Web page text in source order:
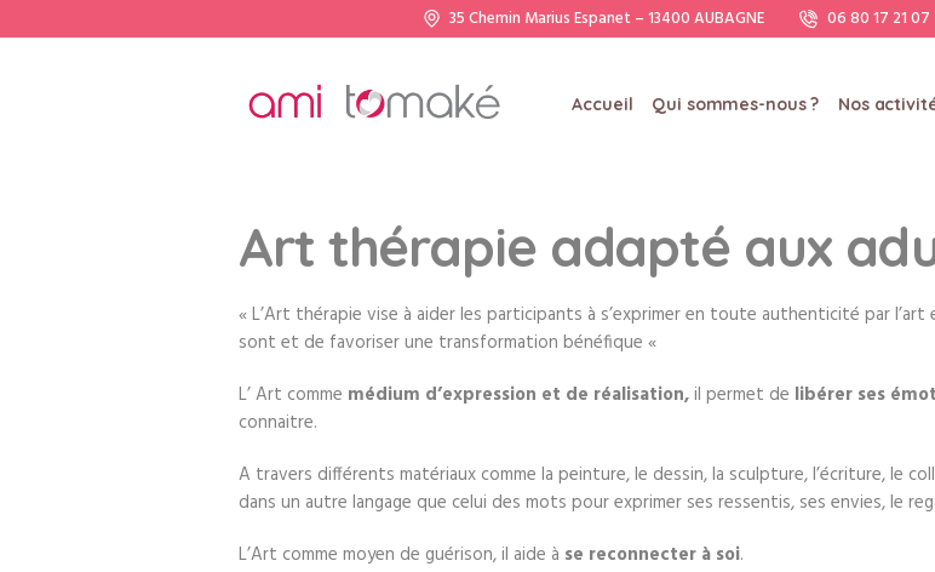
35 Chemin Marius Espanet – 13400 AUBAGNE 06 80 17 21 07
Accueil Qui sommes-nous ? Nos
Art thérapie adapté aux
« L’Art thérapie vise à aider les participants à s’exprimer en toute authenticité par
sont et de favoriser une transformation bénéfique «
L’ Art comme médium d’expression et de réalisation,il permet de libérer ses
connaitre.
A travers différents matériaux comme la peinture, le dessin, la sculpture, l’écriture, le
dans un autre langage que celui des mots pour exprimer ses ressentis, ses envies, le
L’Art comme moyen de guérison, il aide à se reconnecter à soi.